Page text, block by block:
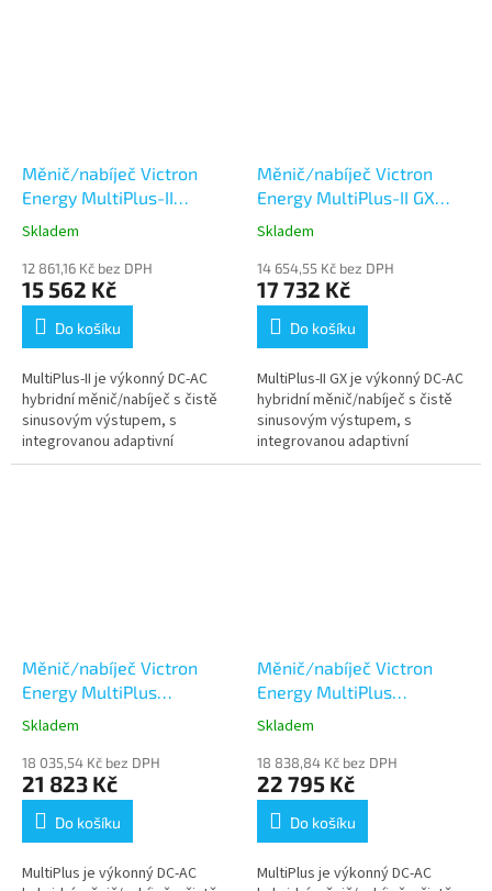
Měnič/nabíječ Victron
Energy MultiPlus-II
48V/3000VA/35A-32A
Skladem
12 861,16 Kč bez DPH
15 562 Kč
Do košíku
MultiPlus-II je výkonný DC-AC
hybridní měnič/nabíječ s čistě
sinusovým výstupem, s
integrovanou adaptivní
nabíječkou baterií a ultra
Měnič/nabíječ Victron
Energy MultiPlus-II GX
48V/3000VA/35A-32A
Skladem
14 654,55 Kč bez DPH
17 732 Kč
Do košíku
MultiPlus-II GX je výkonný DC-AC
hybridní měnič/nabíječ s čistě
sinusovým výstupem, s
integrovanou adaptivní
nabíječkou baterií a ultra
Měnič/nabíječ Victron
Energy MultiPlus
48V/3000VA/35A-16A
Skladem
18 035,54 Kč bez DPH
21 823 Kč
Do košíku
MultiPlus je výkonný DC-AC
Měnič/nabíječ Victron
Energy MultiPlus
48V/3000VA/35A-50A
Skladem
18 838,84 Kč bez DPH
22 795 Kč
Do košíku
MultiPlus je výkonný DC-AC